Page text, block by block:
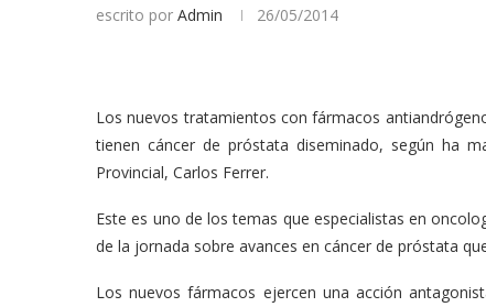
escrito por Admin 26/05/2014
Los nuevos tratamientos con fármacos
tienen cáncer de próstata diseminado, según ha
Provincial, Carlos Ferrer.
Este es uno de los temas que especialistas en
de la jornada sobre avances en cáncer de próstata
Los nuevos fármacos ejercen una acción